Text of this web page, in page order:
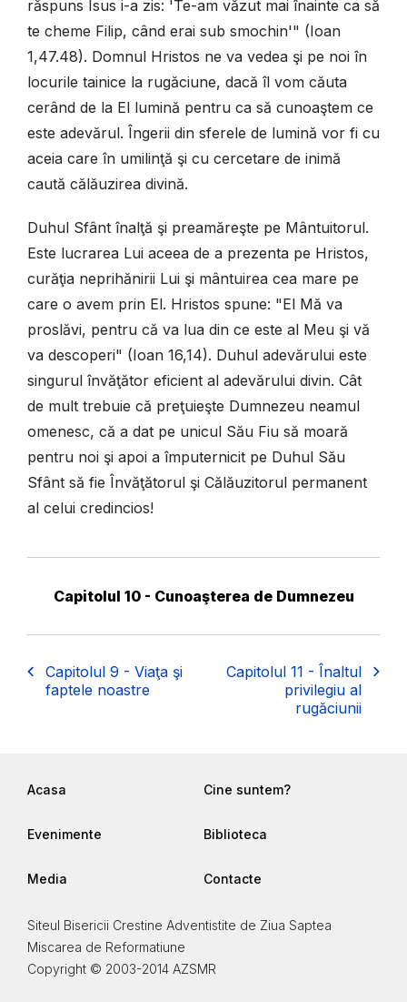
răspuns Isus i-a zis: 'Te-am văzut mai înainte ca să
te cheme Filip, când erai sub smochin'" (Ioan
1,47.48). Domnul Hristos ne va vedea şi pe noi în
locurile tainice la rugăciune, dacă îl vom căuta
cerând de la El lumină pentru ca să cunoaştem ce
este adevărul. Îngerii din sferele de lumină vor fi cu
aceia care în umilinţă şi cu cercetare de inimă
caută călăuzirea divină.
Duhul Sfânt înalţă şi preamăreşte pe Mântuitorul.
Este lucrarea Lui aceea de a prezenta pe Hristos,
curăţia neprihănirii Lui şi mântuirea cea mare pe
care o avem prin El. Hristos spune: "El Mă va
proslăvi, pentru că va lua din ce este al Meu şi vă
va descoperi" (Ioan 16,14). Duhul adevărului este
singurul învăţător eficient al adevărului divin. Cât
de mult trebuie că preţuieşte Dumnezeu neamul
omenesc, că a dat pe unicul Său Fiu să moară
pentru noi şi apoi a împuternicit pe Duhul Său
Sfânt să fie Învăţătorul şi Călăuzitorul permanent
al celui credincios!
Capitolul 10 - Cunoaşterea de Dumnezeu
Capitolul 9 - Viaţa şi
faptele noastre
Capitolul 11 - Înaltul
privilegiu al
rugăciunii
Acasa Cine suntem?
Evenimente Biblioteca
Media Contacte
Siteul Bisericii Crestine Adventistite de Ziua Saptea
Miscarea de Reformatiune
Copyright © 2003-2014 AZSMR